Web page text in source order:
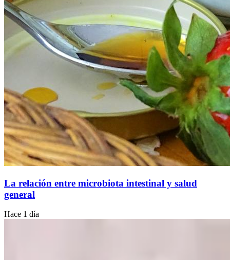
La relación entre microbiota intestinal y salud
general
Hace 1 día